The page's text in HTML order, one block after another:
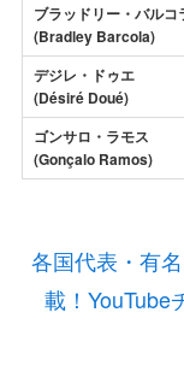
ブラッドリー・バルコ
(Bradley Barcola)
デジレ・ドゥエ
(Désiré Doué)
ゴンサロ・ラモス
(Gonçalo Ramos)
各国代表・有
載！YouTube